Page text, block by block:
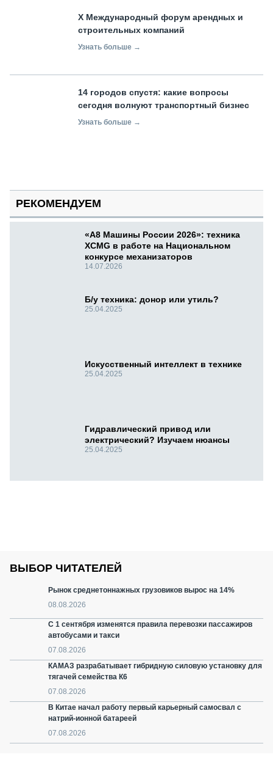
X Международный форум арендных и
строительных компаний
Узнать больше →
14 городов спустя: какие вопросы
сегодня волнуют транспортный бизнес
Узнать больше →
РЕКОМЕНДУЕМ
«А8 Машины России 2026»: техника
XCMG в работе на Национальном
конкурсе механизаторов
14.07.2026
Б/у техника: донор или утиль?
25.04.2025
Искусственный интеллект в технике
25.04.2025
Гидравлический привод или
электрический? Изучаем нюансы
25.04.2025
ВЫБОР ЧИТАТЕЛЕЙ
Рынок среднетоннажных грузовиков вырос на 14%
08.08.2026
С 1 сентября изменятся правила перевозки пассажиров
автобусами и такси
07.08.2026
КАМАЗ разрабатывает гибридную силовую установку для
тягачей семейства К6
07.08.2026
В Китае начал работу первый карьерный самосвал с
натрий-ионной батареей
07.08.2026